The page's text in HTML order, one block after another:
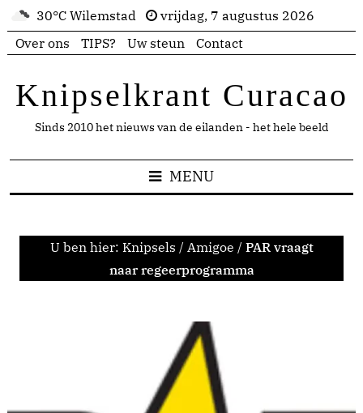
30°C Wilemstad
vrijdag, 7 augustus 2026
Over ons
TIPS? Uw steun Contact
Knipselkrant Curacao
Sinds 2010 het nieuws van de eilanden - het hele beeld
MENU
U ben hier: Knipsels / Amigoe / PAR vraagt
naar regeerprogramma